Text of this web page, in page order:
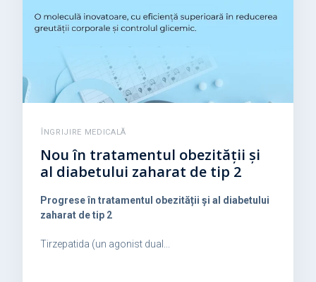
ÎNGRIJIRE MEDICALĂ
Nou în tratamentul obezității și
al diabetului zaharat de tip 2
Progrese în tratamentul obezității și al diabetului
zaharat de tip 2
Tirzepatida (un agonist dual...